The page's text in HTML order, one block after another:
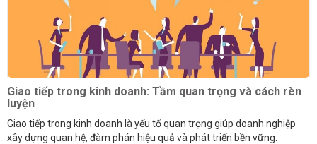
Giao tiếp trong kinh doanh: Tầm quan trọng và cách rèn
luyện
Giao tiếp trong kinh doanh là yếu tố quan trọng giúp doanh nghiệp
xây dựng quan hệ, đàm phán hiệu quả và phát triển bền vững.